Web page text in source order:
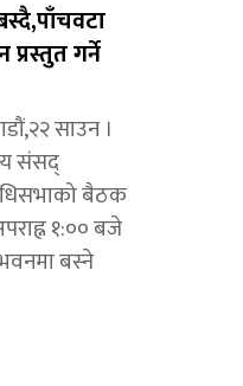
गर्ने
साउन ।
संसद्
बैठक
१:०० बजे
बस्ने